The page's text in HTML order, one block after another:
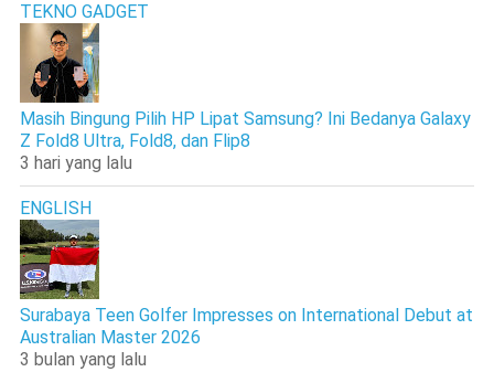
TEKNO GADGET
Masih Bingung Pilih HP Lipat Samsung? Ini Bedanya Galaxy
Z Fold8 Ultra, Fold8, dan Flip8
3 hari yang lalu
ENGLISH
Surabaya Teen Golfer Impresses on International Debut at
Australian Master 2026
3 bulan yang lalu